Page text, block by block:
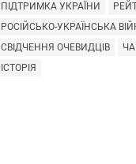
ПІДТРИМКА УКРАЇНИ
РОСІЙСЬКО-УКРАЇНСЬКА
СВІДЧЕННЯ ОЧЕВИДЦІВ
ІСТОРІЯ